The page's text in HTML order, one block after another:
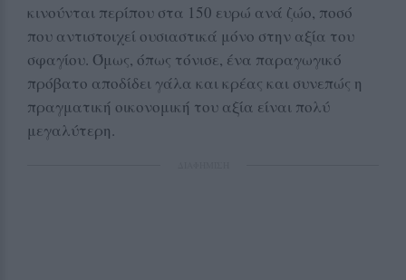
κινούνται περίπου στα 150 ευρώ ανά ζώο, ποσό
που αντιστοιχεί ουσιαστικά μόνο στην αξία του
σφαγίου. Όμως, όπως τόνισε, ένα παραγωγικό
πρόβατο αποδίδει γάλα και κρέας και συνεπώς η
πραγματική οικονομική του αξία είναι πολύ
μεγαλύτερη.